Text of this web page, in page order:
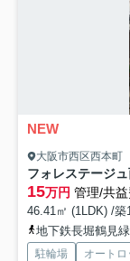
NEW
大阪市西区西本町
フォレステージ
15万円 管理/共
46.41㎡ (1LDK) /築
地下鉄長堀鶴見
駐輪場 オートロ